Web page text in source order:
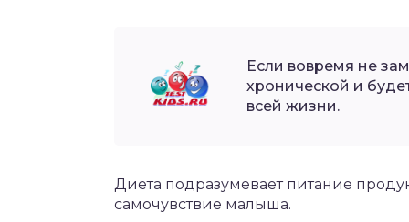
Если вовремя не
хронической и
всей жизни.
Диета подразумевает питание
самочувствие малыша.